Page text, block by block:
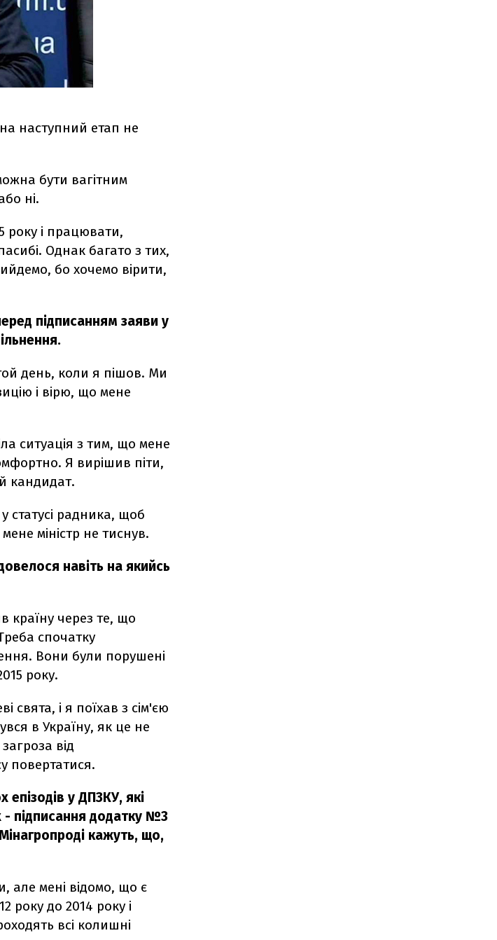
наступний етап не
бути вагітним
ні.
року і працювати,
Однак багато з тих,
бо хочемо вірити,
підписанням заяви у
день, коли я пішов. Ми
і вірю, що мене
ситуація з тим, що мене
Я вирішив піти,
кандидат.
статусі радника, щоб
міністр не тиснув.
навіть на якийсь
країну через те, що
спочатку
Вони були порушені
року.
свята, і я поїхав з сім'єю
в Україну, як це не
від
повертатися.
у ДПЗКУ, які
- підписання додатку №3
кажуть, що,
але мені відомо, що є
року до 2014 року і
всі колишні